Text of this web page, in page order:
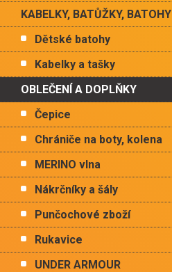
KABELKY, BATŮŽKY, BATOHY
Dětské batohy
Kabelky a tašky
OBLEČENÍ A DOPLŇKY
Čepice
Chrániče na boty, kolena
MERINO vlna
Nákrčníky a šály
Punčochové zboží
Rukavice
UNDER ARMOUR